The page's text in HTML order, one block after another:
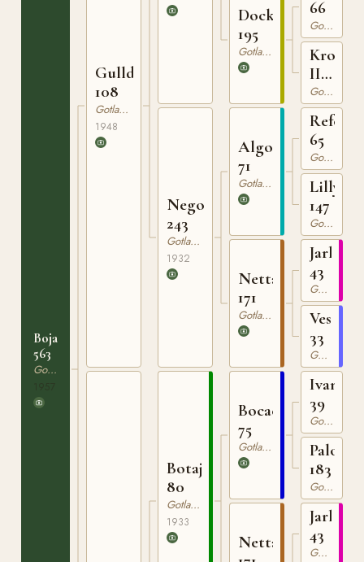
Bojan
563
Gotlandsruss
Gullding
108
Gotlandsruss
1948
Nego
243
Gotlandsruss
1932
Botajr
80
Gotlandsruss
1933
Docka
195
Gotlandsruss
Algo
71
Gotlandsruss
Netta
171
Gotlandsruss
Bocack
75
Gotlandsruss
Netta
66
Gotlandsruss
Krona
III
151Gotlandsruss
Reform
65
Gotlandsruss
Lilly
147
Gotlandsruss
Jarl
43
Gotlandsruss
Vesta
33
Gotlandsruss
Ivan
39
Gotlandsruss
Palova
183
Gotlandsruss
Jarl
43
Gotlandsruss